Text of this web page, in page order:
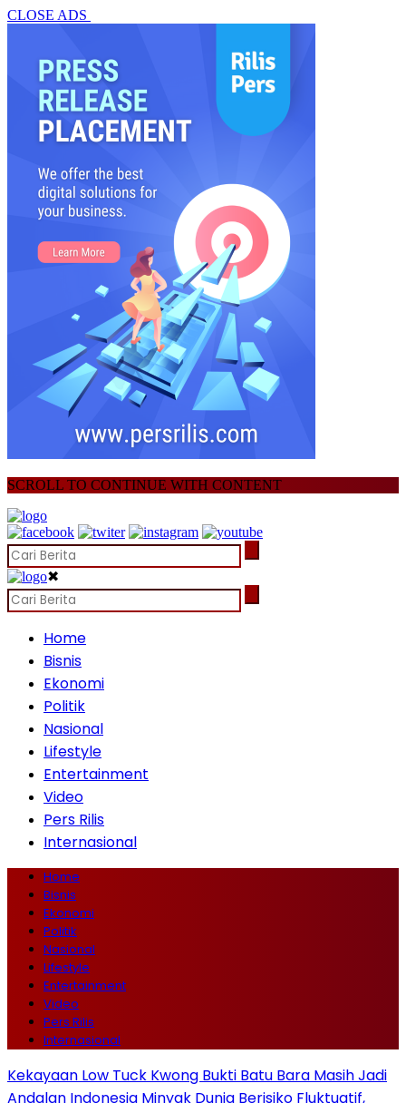
CLOSE ADS
SCROLL TO CONTINUE WITH CONTENT
✖
Home
Bisnis
Ekonomi
Politik
Nasional
Lifestyle
Entertainment
Video
Pers Rilis
Internasional
Home
Bisnis
Ekonomi
Politik
Nasional
Lifestyle
Entertainment
Video
Pers Rilis
Internasional
Kekayaan Low Tuck Kwong Bukti Batu Bara Masih Jadi
Andalan Indonesia Minyak Dunia Berisiko Fluktuatif,